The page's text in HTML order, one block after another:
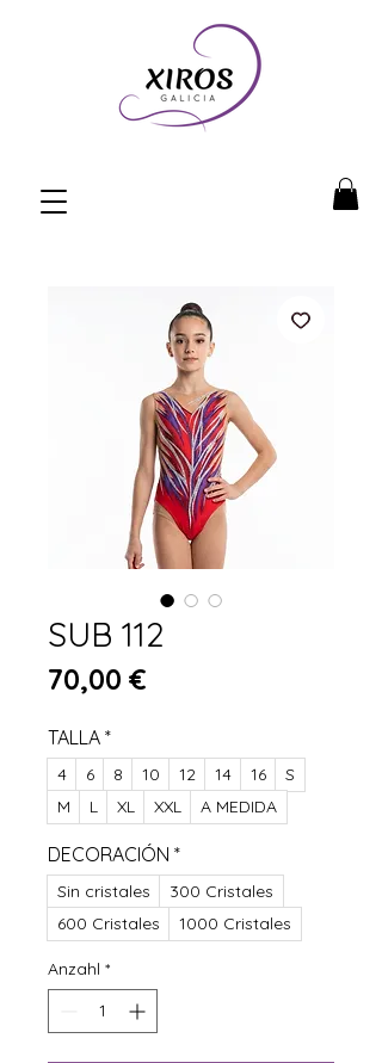
SUB 112
70,00 €
TALLA *
4 6 8 10 12 14 16
S
M
L XL XXL A MEDIDA
DECORACIÓN *
Sin cristales
300 Cristales
600 Cristales
1000 Cristales
Anzahl *